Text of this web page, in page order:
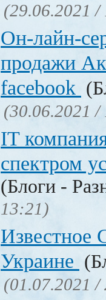
(29.06.2021 /
Он-лайн-
продажи
facebook
(30.06.2021 /
IT
спектром
(Блоги -
13:21)
Известное
Украине
(01.07.2021 /